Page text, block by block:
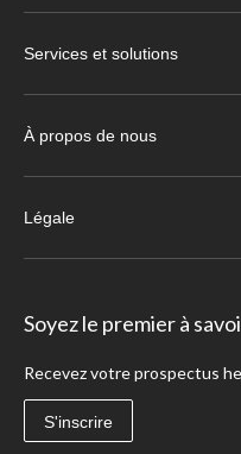
Services et solutions
À propos de nous
Légale
Soyez le premier à
Recevez votre prospectus
S'inscrire